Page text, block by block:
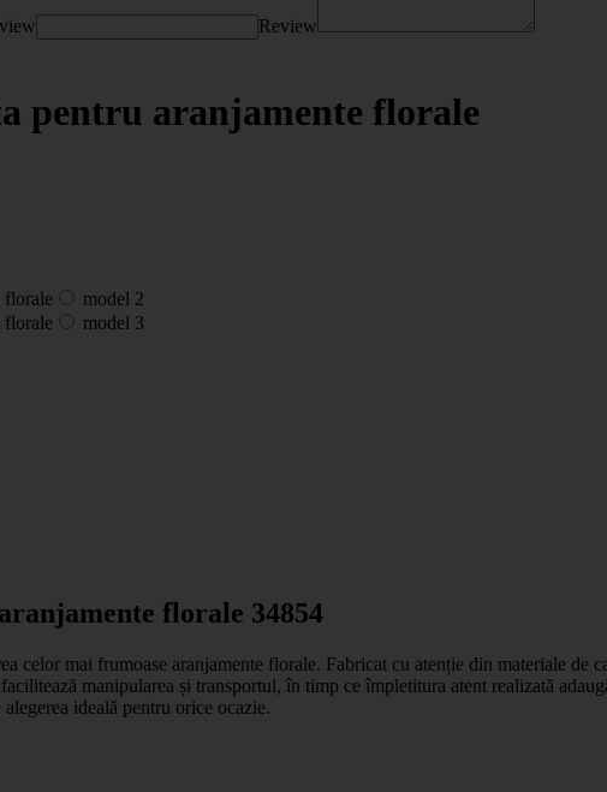
Review
pentru aranjamente florale
model 2
model 3
florale 34854
celor mai frumoase aranjamente florale. Fabricat cu atenție din materiale de
manipularea și transportul, în timp ce împletitura atent realizată
ideală pentru orice ocazie.